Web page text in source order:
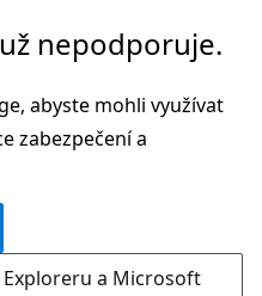
nepodporuje.
abyste mohli využívat
zabezpečení a
a Microsoft